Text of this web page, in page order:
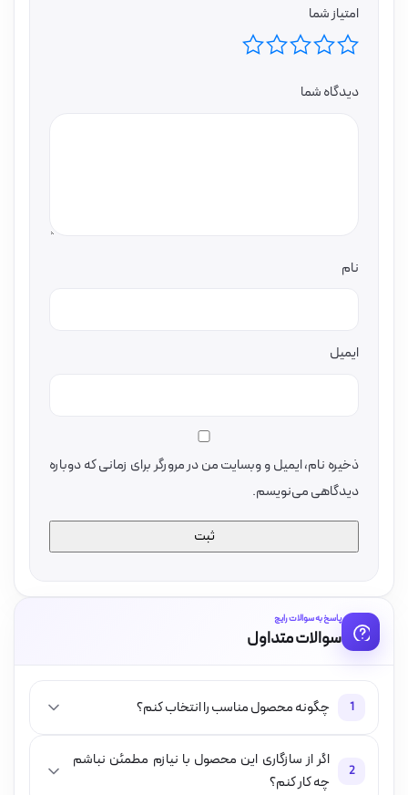
امتیاز شما
دیدگاه شما
نام
ایمیل
ذخیره نام، ایمیل و وبسایت من در مرورگر برای زمانی که دوباره
دیدگاهی می‌نویسم.
پاسخ به سوالات رایج
سوالات متداول
1 چگونه محصول مناسب را انتخاب کنم؟
2
اگر از سازگاری این محصول با نیازم مطمئن نباشم
چه کار کنم؟